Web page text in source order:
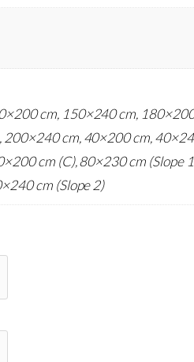
cm, 150×240 cm,
cm, 40×200 cm,
cm (C), 80×230 cm (Slope
cm (Slope 2)